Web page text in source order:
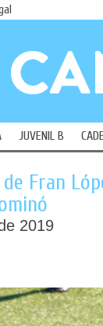
JUVENIL B
Fran
2019